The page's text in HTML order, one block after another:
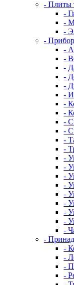
- Плиты
-
-
-
-
-
-
-
-
-
-
-
-
-
-
-
-
-
-
-
-
-
-
-
-
-
-
-
-
-
-